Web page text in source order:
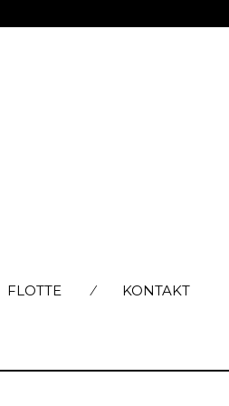
FLOTTE KONTAKT